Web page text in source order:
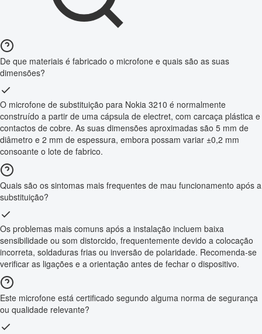
De que materiais é fabricado o microfone e quais são as suas
dimensões?
O microfone de substituição para Nokia 3210 é normalmente
construído a partir de uma cápsula de electret, com carcaça plástica e
contactos de cobre. As suas dimensões aproximadas são 5 mm de
diâmetro e 2 mm de espessura, embora possam variar ±0,2 mm
consoante o lote de fabrico.
Quais são os sintomas mais frequentes de mau funcionamento após a
substituição?
Os problemas mais comuns após a instalação incluem baixa
sensibilidade ou som distorcido, frequentemente devido a colocação
incorreta, soldaduras frias ou inversão de polaridade. Recomenda-se
verificar as ligações e a orientação antes de fechar o dispositivo.
Este microfone está certificado segundo alguma norma de segurança
ou qualidade relevante?